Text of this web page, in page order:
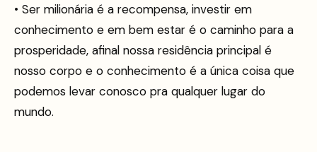
• Ser milionária é a recompensa, investir em
conhecimento e em bem estar é o caminho para a
prosperidade, afinal nossa residência principal é
nosso corpo e o conhecimento é a única coisa que
podemos levar conosco pra qualquer lugar do
mundo.